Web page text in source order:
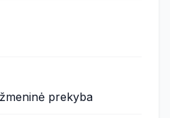
prekyba